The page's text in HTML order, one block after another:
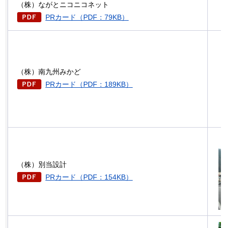
（株）ながとニコニコネット
PRカード（PDF：79KB）
（株）南九州みかど
PRカード（PDF：189KB）
（株）別当設計
PRカード（PDF：154KB）